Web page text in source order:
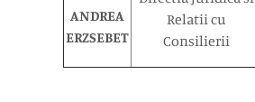
ANDREA
ERZSEBET
Relatii cu
Consilierii